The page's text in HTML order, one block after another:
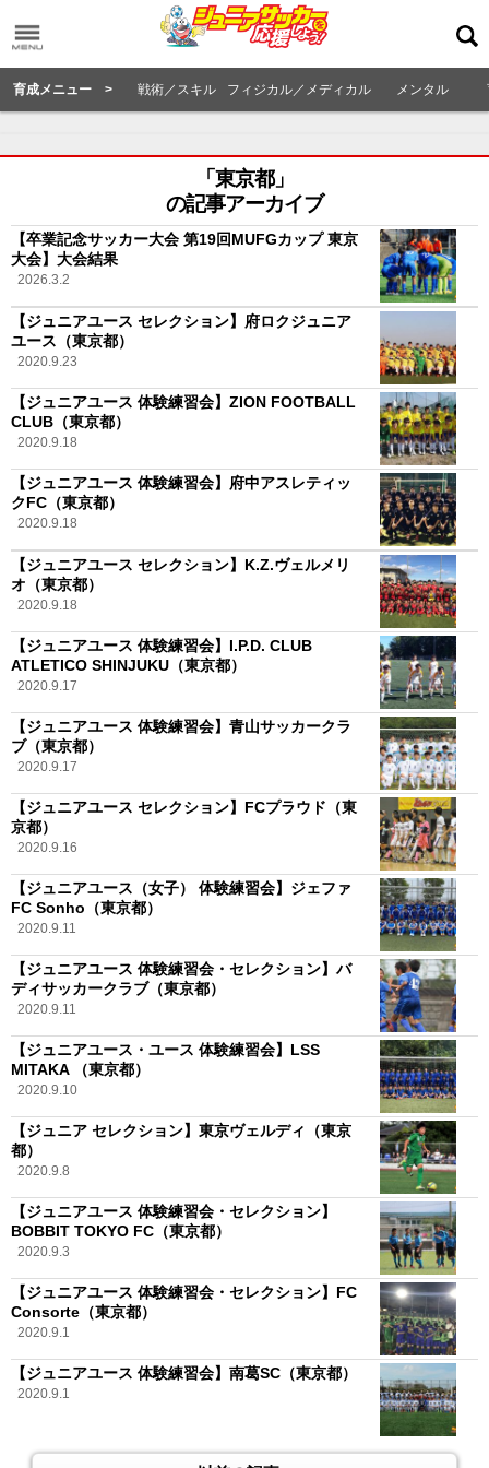
育成メニュー > 戦術／スキル フィジカル／メディカル メンタル
「東京都」
の記事アーカイブ
【卒業記念サッカー大会 第19回MUFGカップ 東京
大会】大会結果
2026.3.2
【ジュニアユース セレクション】府ロクジュニア
ユース（東京都）
2020.9.23
【ジュニアユース 体験練習会】ZION FOOTBALL
CLUB（東京都）
2020.9.18
【ジュニアユース 体験練習会】府中アスレティッ
クFC（東京都）
2020.9.18
【ジュニアユース セレクション】K.Z.ヴェルメリ
オ（東京都）
2020.9.18
【ジュニアユース 体験練習会】I.P.D. CLUB
ATLETICO SHINJUKU（東京都）
2020.9.17
【ジュニアユース 体験練習会】青山サッカークラ
ブ（東京都）
2020.9.17
【ジュニアユース セレクション】FCプラウド（東
京都）
2020.9.16
【ジュニアユース（女子） 体験練習会】ジェファ
FC Sonho（東京都）
2020.9.11
【ジュニアユース 体験練習会・セレクション】バ
ディサッカークラブ（東京都）
2020.9.11
【ジュニアユース・ユース 体験練習会】LSS
MITAKA （東京都）
2020.9.10
【ジュニア セレクション】東京ヴェルディ（東京
都）
2020.9.8
【ジュニアユース 体験練習会・セレクション】
BOBBIT TOKYO FC（東京都）
2020.9.3
【ジュニアユース 体験練習会・セレクション】FC
Consorte（東京都）
2020.9.1
【ジュニアユース 体験練習会】南葛SC（東京都）
2020.9.1